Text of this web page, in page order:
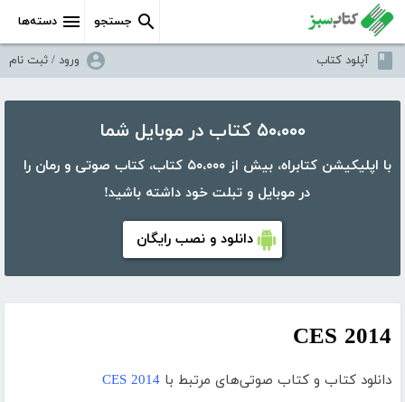
دسته‌ها جستجو
آپلود کتاب ورود / ثبت نام
۵۰،۰۰۰ کتاب در موبایل شما
با اپلیکیشن کتابراه، بیش از ۵۰،۰۰۰ کتاب، کتاب صوتی و رمان را
در موبایل و تبلت خود داشته باشید!
دانلود و نصب رایگان
CES 2014
دانلود کتاب و کتاب صوتی‌های مرتبط با CES 2014